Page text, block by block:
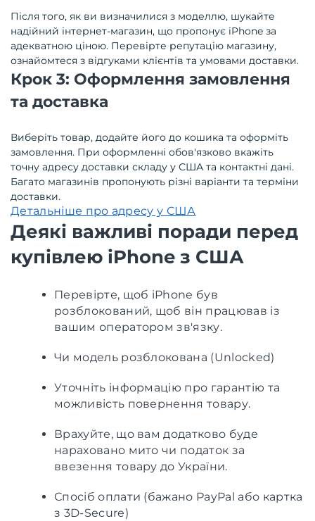
Після того, як ви визначилися з моделлю, шукайте
надійний інтернет-магазин, що пропонує iPhone за
адекватною ціною. Перевірте репутацію магазину,
ознайомтеся з відгуками клієнтів та умовами доставки.
Крок 3: Оформлення замовлення
та доставка
Виберіть товар, додайте його до кошика та оформіть
замовлення. При оформленні обов'язково вкажіть
точну адресу доставки складу у США та контактні дані.
Багато магазинів пропонують різні варіанти та терміни
доставки.
Детальніше про адресу у США
Деякі важливі поради перед
купівлею iPhone з США
Перевірте, щоб iPhone був
розблокований, щоб він працював із
вашим оператором зв'язку.
Чи модель розблокована (Unlocked)
Уточніть інформацію про гарантію та
можливість повернення товару.
Врахуйте, що вам додатково буде
нараховано мито чи податок за
ввезення товару до України.
Спосіб оплати (бажано PayPal або картка
з 3D-Secure)